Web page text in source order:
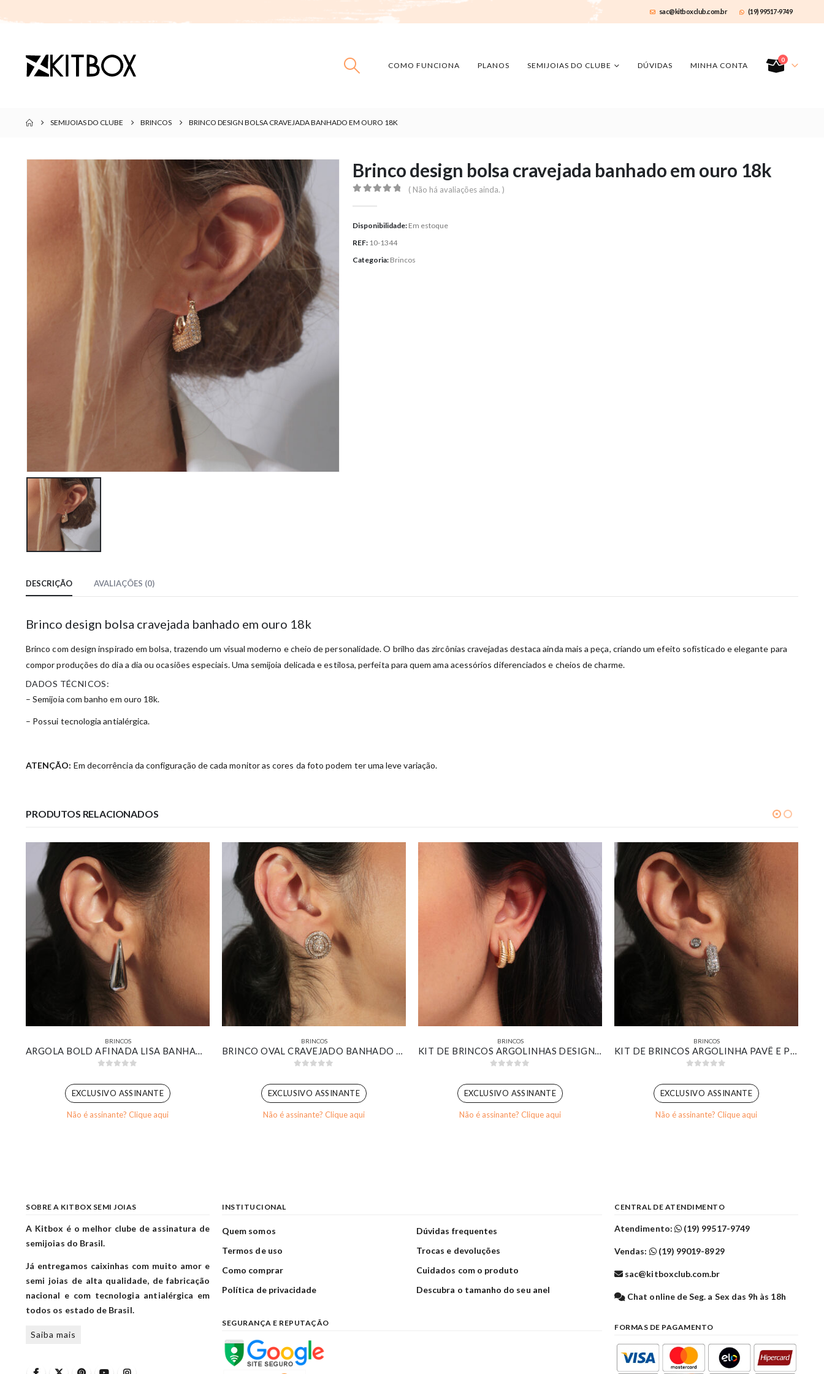
sac@kitboxclub.com.br (19) 99517-9749
COMO FUNCIONA PLANOS SEMIJOIAS DO CLUBE DÚVIDAS MINHA CONTA
0
SEMIJOIAS DO CLUBE BRINCOS BRINCO DESIGN BOLSA CRAVEJADA BANHADO EM OURO 18K
Brinco design bolsa cravejada banhado em ouro 18k
( Não há avaliações ainda. )
Disponibilidade: Em estoque
REF: 10-1344
Categoria: Brincos
DESCRIÇÃO AVALIAÇÕES (0)
Brinco design bolsa cravejada banhado em ouro 18k
Brinco com design inspirado em bolsa, trazendo um visual moderno e cheio de personalidade. O brilho das zircônias cravejadas destaca ainda mais a peça, criando um efeito sofisticado e elegante para
compor produções do dia a dia ou ocasiões especiais. Uma semijoia delicada e estilosa, perfeita para quem ama acessórios diferenciados e cheios de charme.
DADOS TÉCNICOS:
– Semijoia com banho em ouro 18k.
– Possui tecnologia antialérgica.
ATENÇÃO: Em decorrência da configuração de cada monitor as cores da foto podem ter uma leve variação.
PRODUTOS RELACIONADOS
BRINCOS
ARGOLA BOLD AFINADA LISA BANHADA EM OURO BRANCO
EXCLUSIVO ASSINANTE
Não é assinante? Clique aqui
BRINCOS
BRINCO OVAL CRAVEJADO BANHADO EM OURO 18K
EXCLUSIVO ASSINANTE
Não é assinante? Clique aqui
BRINCOS
KIT DE BRINCOS ARGOLINHAS DESIGN CROISSANT BANHADO EM OURO 18K
EXCLUSIVO ASSINANTE
Não é assinante? Clique aqui
BRINCOS
KIT DE BRINCOS ARGOLINHA PAVÊ E PONTO DE LUZ BANHADO EM OURO BRANCO
EXCLUSIVO ASSINANTE
Não é assinante? Clique aqui
SOBRE A KITBOX SEMI JOIAS
A Kitbox é o melhor clube de assinatura de
semijoias do Brasil.
Já entregamos caixinhas com muito amor e
semi joias de alta qualidade, de fabricação
nacional e com tecnologia antialérgica em
todos os estado de Brasil.
Saiba mais
INSTITUCIONAL
Quem somos
Termos de uso
Como comprar
Política de privacidade
Dúvidas frequentes
Trocas e devoluções
Cuidados com o produto
Descubra o tamanho do seu anel
SEGURANÇA E REPUTAÇÃO
CENTRAL DE ATENDIMENTO
Atendimento: (19) 99517-9749
Vendas: (19) 99019-8929
sac@kitboxclub.com.br
Chat online de Seg. a Sex das 9h às 18h
FORMAS DE PAGAMENTO